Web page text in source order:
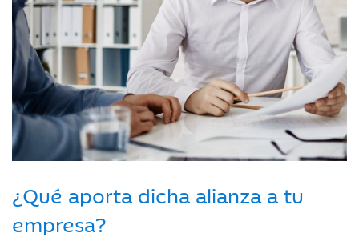
¿Qué aporta dicha alianza a tu
empresa?